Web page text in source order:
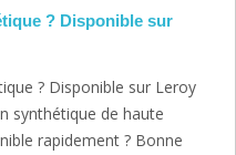
? Disponible sur
? Disponible sur Leroy
synthétique de haute
rapidement ? Bonne